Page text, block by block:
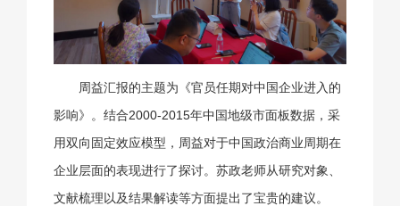
周益汇报的主题为《官员任期对中国企业进入的
影响》。结合2000-2015年中国地级市面板数据，采
用双向固定效应模型，周益对于中国政治商业周期在
企业层面的表现进行了探讨。苏政老师从研究对象、
文献梳理以及结果解读等方面提出了宝贵的建议。